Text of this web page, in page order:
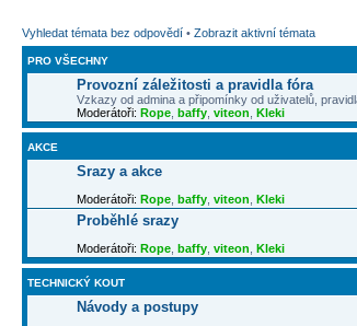
Vyhledat témata bez odpovědí • Zobrazit aktivní témata
PRO VŠECHNY
Provozní záležitosti a pravidla fóra
Vzkazy od admina a připomínky od uživatelů,
Moderátoři: Rope baffy viteon Kleki
AKCE
Srazy a akce
Moderátoři: Rope baffy viteon Kleki
Proběhlé srazy
Moderátoři: Rope baffy viteon Kleki
TECHNICKÝ KOUT
Návody a postupy